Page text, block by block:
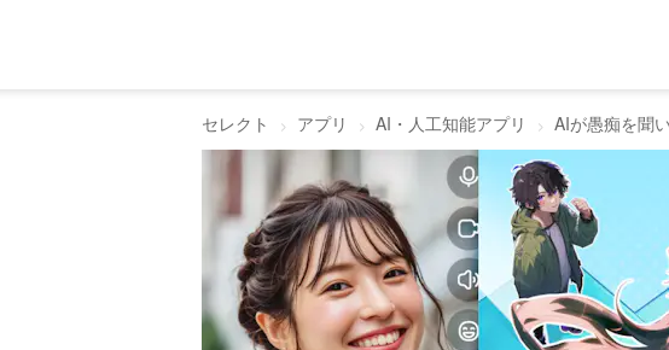
セレクト アプリ AI・人工知能アプリ AIが愚痴を聞